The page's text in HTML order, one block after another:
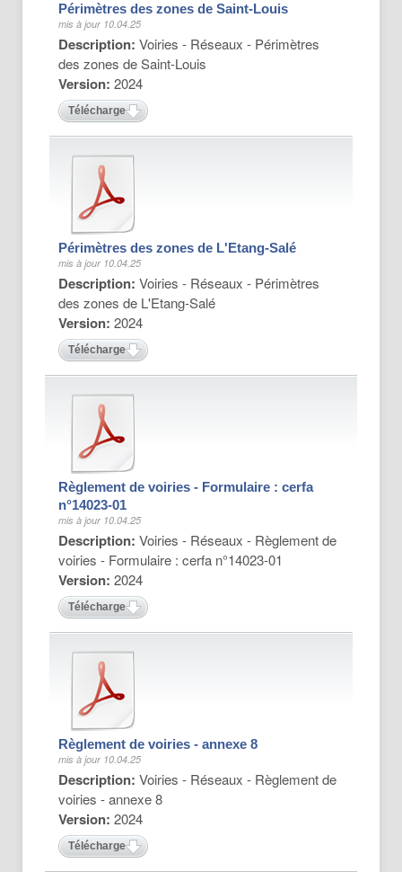
Périmètres des zones de Saint-Louis
mis à jour 10.04.25
Description: Voiries - Réseaux - Périmètres
des zones de Saint-Louis
Version: 2024
Télécharger
Périmètres des zones de L'Etang-Salé
mis à jour 10.04.25
Description: Voiries - Réseaux - Périmètres
des zones de L'Etang-Salé
Version: 2024
Télécharger
Règlement de voiries - Formulaire : cerfa
n°14023-01
mis à jour 10.04.25
Description: Voiries - Réseaux - Règlement de
voiries - Formulaire : cerfa n°14023-01
Version: 2024
Télécharger
Règlement de voiries - annexe 8
mis à jour 10.04.25
Description: Voiries - Réseaux - Règlement de
voiries - annexe 8
Version: 2024
Télécharger